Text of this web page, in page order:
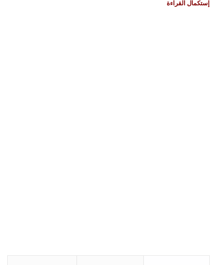
إستكمال القراءة